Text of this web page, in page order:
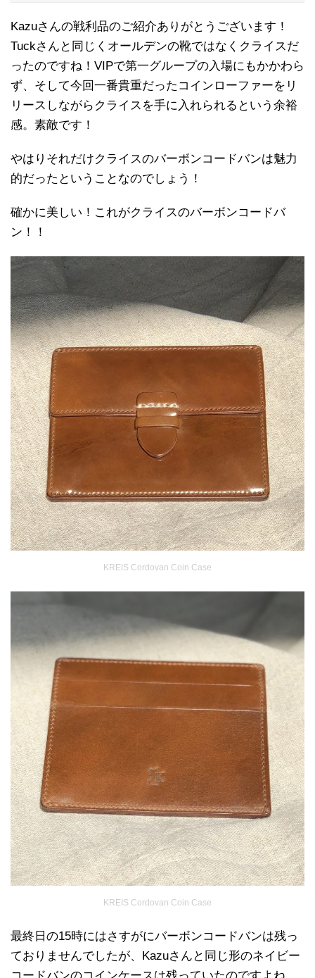
Kazuさんの戦利品のご紹介ありがとうございます！
Tuckさんと同じくオールデンの靴ではなくクライスだ
ったのですね！VIPで第一グループの入場にもかかわら
ず、そして今回一番貴重だったコインローファーをリ
リースしながらクライスを手に入れられるという余裕
感。素敵です！
やはりそれだけクライスのバーボンコードバンは魅力
的だったということなのでしょう！
確かに美しい！これがクライスのバーボンコードバ
ン！！
KREIS Cordovan Coin Case
KREIS Cordovan Coin Case
最終日の15時にはさすがにバーボンコードバンは残っ
ておりませんでしたが、Kazuさんと同じ形のネイビー